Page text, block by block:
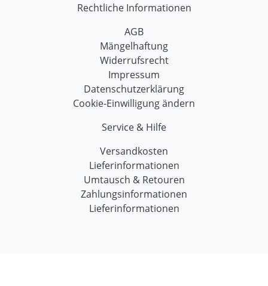
Rechtliche Informationen
AGB
Mängelhaftung
Widerrufsrecht
Impressum
Datenschutzerklärung
Cookie-Einwilligung ändern
Service & Hilfe
Versandkosten
Lieferinformationen
Umtausch & Retouren
Zahlungsinformationen
Lieferinformationen